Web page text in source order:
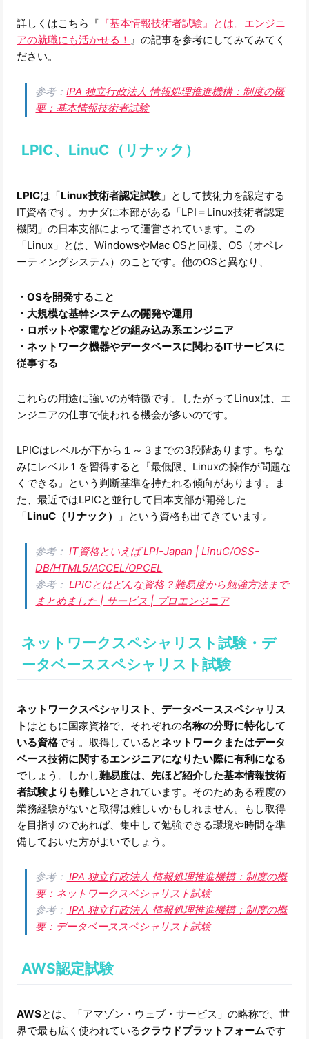
詳しくはこちら『 『基本情報技術者試験』とは。エンジニ
アの就職にも活かせる！ 』の記事を参考にしてみてみてく
ださい。
参考：IPA 独立行政法人 情報処理推進機構：制度の概
要：基本情報技術者試験
LPIC、LinuC（リナック）
LPICは「Linux技術者認定試験」として技術力を認定する
IT資格です。カナダに本部がある「LPI＝Linux技術者認定
機関」の日本支部によって運営されています。この
「Linux」とは、WindowsやMac OSと同様、OS（オペレ
ーティングシステム）のことです。他のOSと異なり、
・OSを開発すること
・大規模な基幹システムの開発や運用
・ロボットや家電などの組み込み系エンジニア
・ネットワーク機器やデータベースに関わるITサービスに
従事する
これらの用途に強いのが特徴です。したがってLinuxは、エ
ンジニアの仕事で使われる機会が多いのです。
LPICはレベルが下から１～３までの3段階あります。ちな
みにレベル１を習得すると『最低限、Linuxの操作が問題な
くできる』という判断基準を持たれる傾向があります。ま
た、最近ではLPICと並行して日本支部が開発した
「LinuC（リナック） 」という資格も出てきています。
参考： IT資格といえば LPI-Japan | LinuC/OSS-
DB/HTML5/ACCEL/OPCEL
参考： LPICとはどんな資格？難易度から勉強方法まで
まとめました | サービス | プロエンジニア
ネットワークスペシャリスト試験・デ
ータベーススペシャリスト試験
ネットワークスペシャリスト 、データベーススペシャリス
ト はともに国家資格で、それぞれの名称の分野に特化して
いる資格です。取得しているとネットワークまたはデータ
ベース技術に関するエンジニアになりたい際に有利になる
でしょう。しかし難易度は、先ほど紹介した基本情報技術
者試験よりも難しいとされています。そのためある程度の
業務経験がないと取得は難しいかもしれません。もし取得
を目指すのであれば、集中して勉強できる環境や時間を準
備しておいた方がよいでしょう。
参考： IPA 独立行政法人 情報処理推進機構：制度の概
要：ネットワークスペシャリスト試験
参考： IPA 独立行政法人 情報処理推進機構：制度の概
要：データベーススペシャリスト試験
AWS認定試験
AWSとは、「アマゾン・ウェブ・サービス」の略称で、世
界で最も広く使われているクラウドプラットフォームです